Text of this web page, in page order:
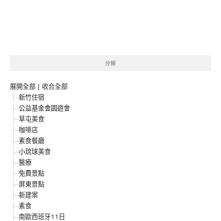
分類
展開全部 | 收合全部
新竹住宿
公益基金會園遊會
草屯美食
咖啡店
素食餐廳
小琉球美食
醫療
免費景點
屏東景點
新建案
素食
南歐西班牙11日